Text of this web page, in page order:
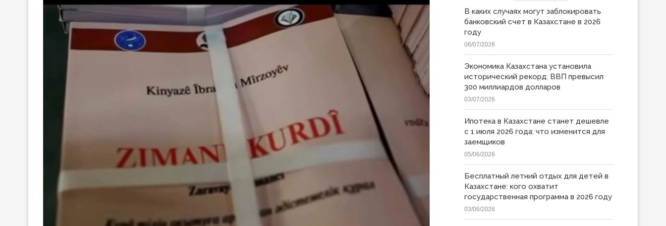
В каких случаях могут заблокировать
банковский счет в Казахстане в 2026
году
06/07/2026
Экономика Казахстана установила
исторический рекорд: ВВП превысил
300 миллиардов долларов
03/07/2026
Ипотека в Казахстане станет дешевле
с 1 июля 2026 года: что изменится для
заемщиков
05/06/2026
Бесплатный летний отдых для детей в
Казахстане: кого охватит
государственная программа в 2026 году
03/06/2026